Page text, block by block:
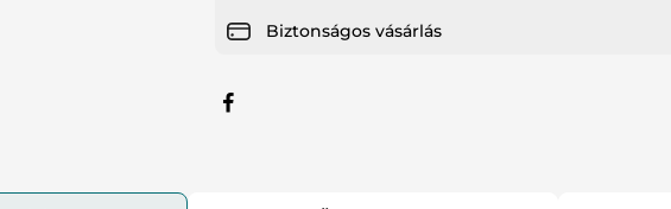
Biztonságos vásárlás